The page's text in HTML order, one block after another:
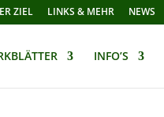
ZIEL LINKS & MEHR NEWS
INFO’S